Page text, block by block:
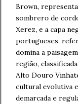
Brown,
sombrero de
Xerez, e a capa
portugueses,
domina a
região,
Alto Douro
cultural evolutiva
demarcada e